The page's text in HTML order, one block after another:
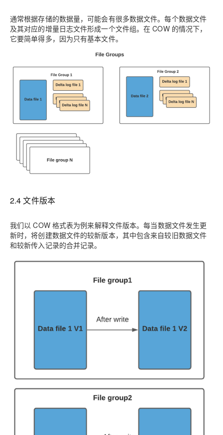
通常根据存储的数据量，可能会有很多数据文件。每个数据文件
及其对应的增量日志文件形成一个文件组。在 COW 的情况下，
它要简单得多，因为只有基本文件。
2.4 文件版本
我们以 COW 格式表为例来解释文件版本。每当数据文件发生更
新时，将创建数据文件的较新版本，其中包含来自较旧数据文件
和较新传入记录的合并记录。